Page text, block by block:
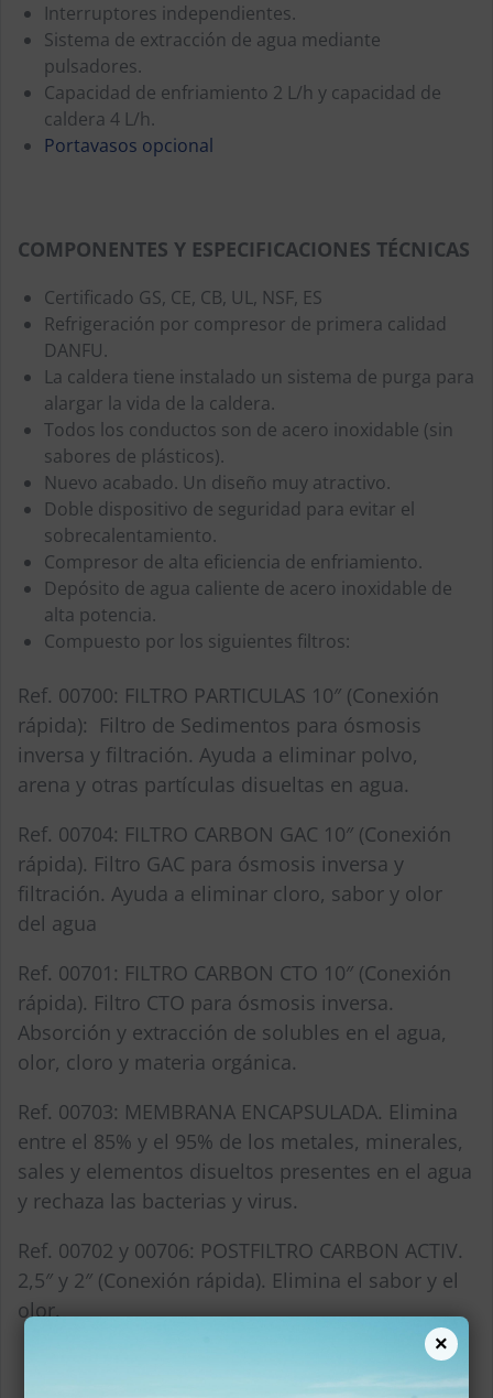
Interruptores independientes.
Sistema de extracción de agua mediante
pulsadores.
Capacidad de enfriamiento 2 L/h y capacidad de
caldera 4 L/h.
Portavasos opcional
COMPONENTES Y ESPECIFICACIONES TÉCNICAS
Certificado GS, CE, CB, UL, NSF, ES
Refrigeración por compresor de primera calidad
DANFU.
La caldera tiene instalado un sistema de purga para
alargar la vida de la caldera.
Todos los conductos son de acero inoxidable (sin
sabores de plásticos).
Nuevo acabado. Un diseño muy atractivo.
Doble dispositivo de seguridad para evitar el
sobrecalentamiento.
Compresor de alta eficiencia de enfriamiento.
Depósito de agua caliente de acero inoxidable de
alta potencia.
Compuesto por los siguientes filtros:
Ref. 00700: FILTRO PARTICULAS 10″ (Conexión
rápida): Filtro de Sedimentos para ósmosis
inversa y filtración. Ayuda a eliminar polvo,
arena y otras partículas disueltas en agua.
Ref. 00704: FILTRO CARBON GAC 10″ (Conexión
rápida). Filtro GAC para ósmosis inversa y
filtración. Ayuda a eliminar cloro, sabor y olor
del agua
Ref. 00701: FILTRO CARBON CTO 10″ (Conexión
rápida). Filtro CTO para ósmosis inversa.
Absorción y extracción de solubles en el agua,
olor, cloro y materia orgánica.
Ref. 00703: MEMBRANA ENCAPSULADA. Elimina
entre el 85% y el 95% de los metales, minerales,
sales y elementos disueltos presentes en el agua
y rechaza las bacterias y virus.
Ref. 00702 y 00706: POSTFILTRO CARBON ACTIV.
2,5″ y 2″ (Conexión rápida). Elimina el sabor y el
olor.
×